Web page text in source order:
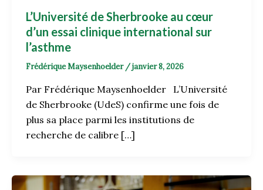
L’Université de Sherbrooke au cœur
d’un essai clinique international sur
l’asthme
Frédérique Maysenhoelder /janvier 8, 2026
Par Frédérique Maysenhoelder L’Université
de Sherbrooke (UdeS) confirme une fois de
plus sa place parmi les institutions de
recherche de calibre […]